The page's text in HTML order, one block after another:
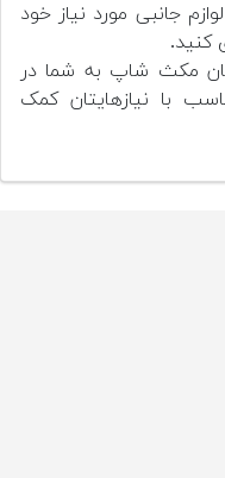
جانبی مورد نیاز خود
کنید.
مکث شاپ به شما در
با نیازهایتان کمک